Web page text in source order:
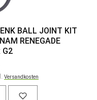
BALL JOINT KIT
RENEGADE
G2
Versandkosten